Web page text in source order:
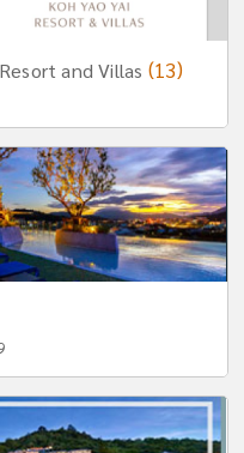
and Villas (13)